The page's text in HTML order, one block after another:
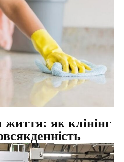
як клінінг